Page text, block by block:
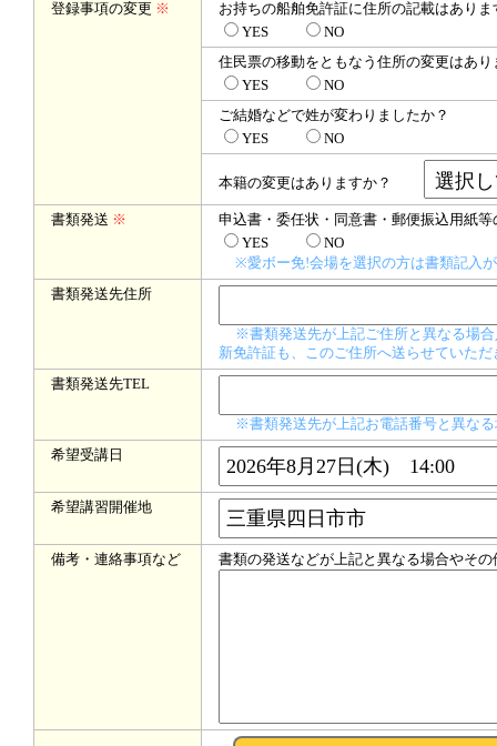
登録事項の変更 ※
お持ちの船舶免許証に住所の記載はありま
YES
NO
住民票の移動をともなう住所の変更はあり
YES
NO
ご結婚などで姓が変わりましたか？
YES
NO
本籍の変更はありますか？
書類発送 ※
申込書・委任状・同意書・郵便振込用紙
YES
NO
※愛ボー免!会場を選択の方は書類記入
書類発送先住所
※書類発送先が上記ご住所と異なる場
新免許証も、このご住所へ送らせていただ
書類発送先TEL
※書類発送先が上記お電話番号と異な
希望受講日
希望講習開催地
備考・連絡事項など 書類の発送などが上記と異なる場合やそ